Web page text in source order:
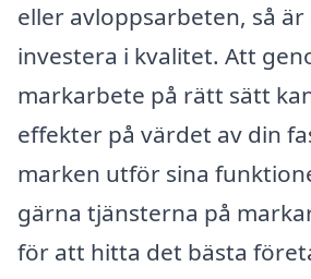
eller avloppsarbeten, så
investera i kvalitet. Att
markarbete på rätt sätt
effekter på värdet av din
marken utför sina
gärna tjänsterna på
för att hitta det bästa